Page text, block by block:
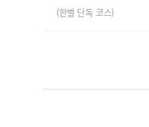
(한별 단독 코스)